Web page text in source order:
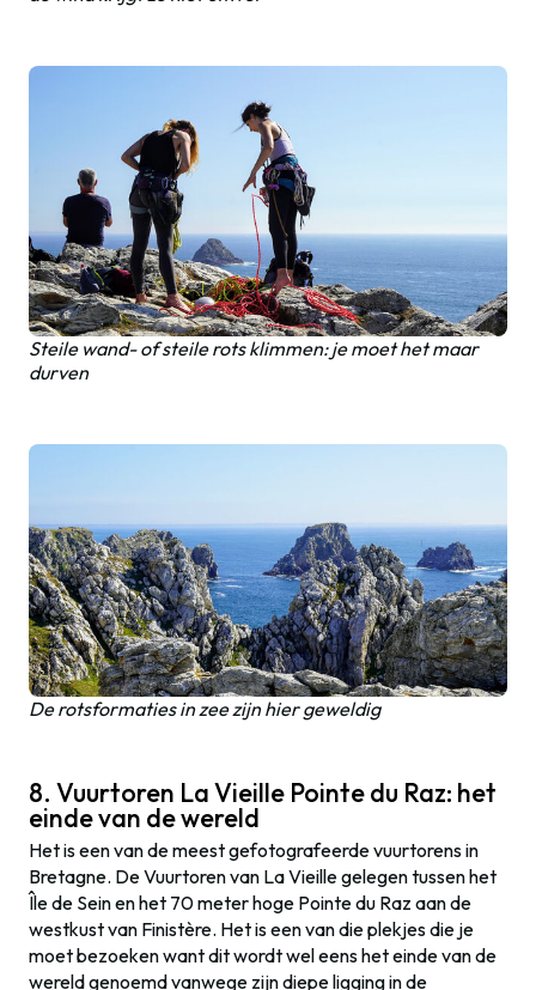
Steile wand- of steile rots klimmen: je moet het maar
durven
De rotsformaties in zee zijn hier geweldig
8. Vuurtoren La Vieille Pointe du Raz: het
einde van de wereld
Het is een van de meest gefotografeerde vuurtorens in
Bretagne. De Vuurtoren van La Vieille gelegen tussen het
Île de Sein en het 70 meter hoge Pointe du Raz aan de
westkust van Finistère. Het is een van die plekjes die je
moet bezoeken want dit wordt wel eens het einde van de
wereld genoemd vanwege zijn diepe ligging in de